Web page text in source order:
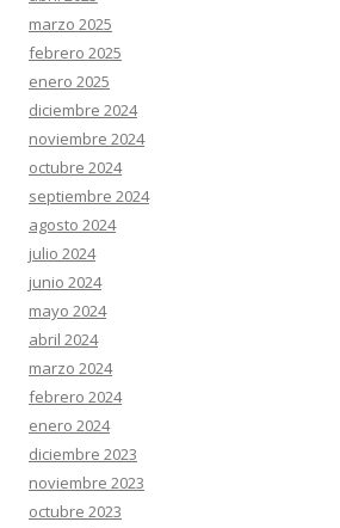
marzo 2025
febrero 2025
enero 2025
diciembre 2024
noviembre 2024
octubre 2024
septiembre 2024
agosto 2024
julio 2024
junio 2024
mayo 2024
abril 2024
marzo 2024
febrero 2024
enero 2024
diciembre 2023
noviembre 2023
octubre 2023